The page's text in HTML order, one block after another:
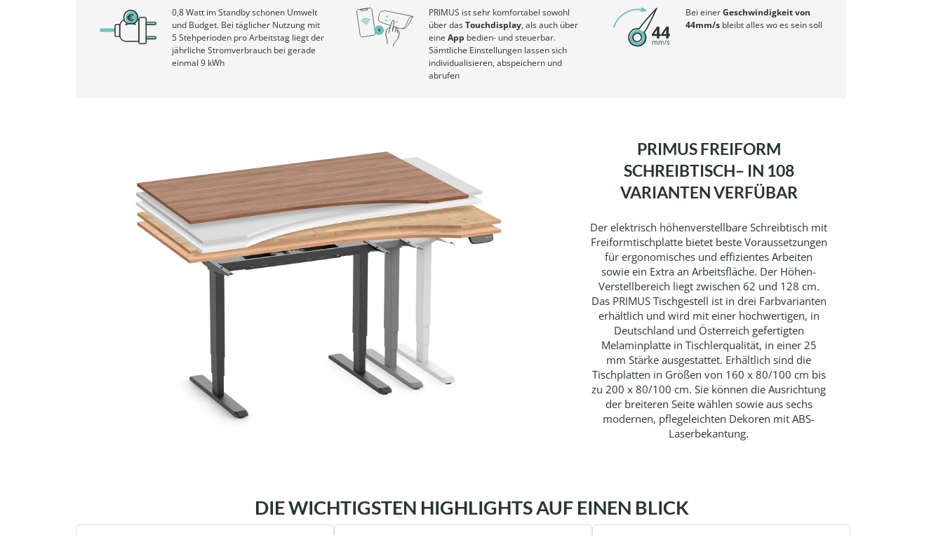
0,8 Watt im Standby schonen Umwelt
und Budget. Bei täglicher Nutzung mit
5 Stehperioden pro Arbeitstag liegt der
jährliche Stromverbrauch bei gerade
einmal 9 kWh
PRIMUS ist sehr komfortabel sowohl
über dasTouchdisplay, als auch über
eine App bedien- und steuerbar.
Sämtliche Einstellungen lassen sich
individualisieren, abspeichern und
abrufen
Bei einerGeschwindigkeit von
44mm/sbleibt alles wo es sein soll
PRIMUS FREIFORM
SCHREIBTISCH– IN 108
VARIANTEN VERFÜBAR
Der elektrisch höhenverstellbare Schreibtisch mit
Freiformtischplatte bietet beste Voraussetzungen
für ergonomisches und effizientes Arbeiten
sowie ein Extra an Arbeitsfläche. Der Höhen-
Verstellbereich liegt zwischen 62 und 128 cm.
Das PRIMUS Tischgestell ist in drei Farbvarianten
erhältlich und wird mit einer hochwertigen, in
Deutschland und Österreich gefertigten
Melaminplatte in Tischlerqualität, in einer 25
mm Stärke ausgestattet. Erhältlich sind die
Tischplatten in Größen von 160 x 80/100 cm bis
zu 200 x 80/100 cm. Sie können die Ausrichtung
der breiteren Seite wählen sowie aus sechs
modernen, pflegeleichten Dekoren mit ABS-
Laserbekantung.
DIE WICHTIGSTEN HIGHLIGHTS AUF EINEN BLICK